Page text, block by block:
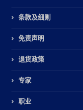
条款及细则
免责声明
退货政策
专家
职业